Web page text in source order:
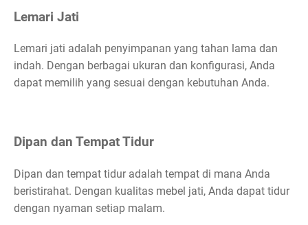
Lemari Jati
Lemari jati adalah penyimpanan yang tahan lama dan
indah. Dengan berbagai ukuran dan konfigurasi, Anda
dapat memilih yang sesuai dengan kebutuhan Anda.
Dipan dan Tempat Tidur
Dipan dan tempat tidur adalah tempat di mana Anda
beristirahat. Dengan kualitas mebel jati, Anda dapat tidur
dengan nyaman setiap malam.